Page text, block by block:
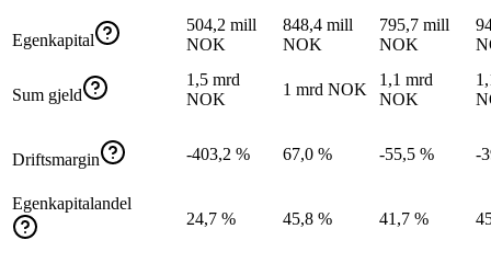
Egenkapital
504,2 mill
NOK
848,4 mill
NOK
795,7 mill
NOK
Sum gjeld
1,5 mrd
NOK
1 mrd NOK
1,1 mrd
NOK
Driftsmargin -403,2 % 67,0 % -55,5 % -
Egenkapitalandel
24,7 %
45,8 % 41,7 %